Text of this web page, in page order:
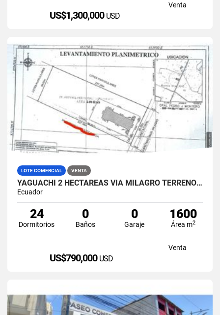
Venta
US$1,300,000 USD
LOTE COMERCIAL VENTA
YAGUACHI 2 HECTÁREAS VIA MILAGRO TERRENO INDUSTRIAL EN VENTA
Ecuador
24
Dormitorios
0
Baños
0
Garaje
1600
Área m2
Venta
US$790,000 USD